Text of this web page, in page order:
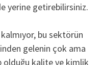
yerine getirebilirsiniz.
bu sektörün
gelenin çok ama
olduğu kalite ve kimlik